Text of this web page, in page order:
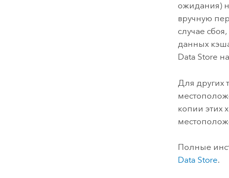
ожидания)
вручную
случае
данных
Data Store
Для других
копии этих
Полные
Data Store.